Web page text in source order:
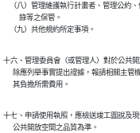
（八）管理維護執行計畫者、管理公約
          錄等之保管。
    （九）共他規約所定事項。
十六、管理委員會（或管理人）對於公共
除應列舉事實提出證據，報請相關主
      其負擔所需費用。
十七、申請使用執照，應檢送竣工圖說及
      公共開放空間之品質為準。